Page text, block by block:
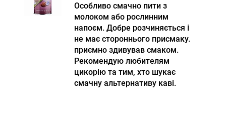
Особливо смачно пити з
молоком або рослинним
напоєм. Добре розчиняється і
не має стороннього присмаку.
приємно здивував смаком.
Рекомендую любителям
цикорію та тим, хто шукає
смачну альтернативу каві.